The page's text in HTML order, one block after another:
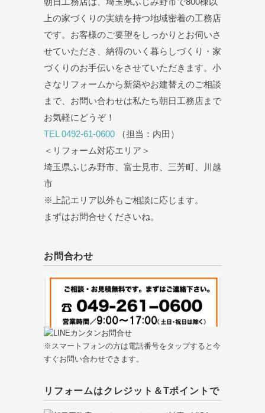
上の家づくりの実績を持つ地域密着の工務店
です。お客様のご要望をしっかりとお伺いさ
せていただき、納得のいく暮らしづくり・家
づくりのお手伝いをさせていただきます。小
さなリフォームから新築やお建替えのご相談
まで、お問い合わせは私たち朝日工務店まで
お気軽にどうぞ！
TEL 0492-61-0600 （担当：内田）
＜リフォーム対応エリア＞
埼玉県ふじみ野市、富士見市、三芳町、川越
市
※上記エリア以外もご相談に応じます。
まずはお問合せくださいね。
お問合わせ
※スマートフォンの方は電話番号をタップすると今
すぐお問い合わせできます。
リフォームはクレジット＆Tポイントで